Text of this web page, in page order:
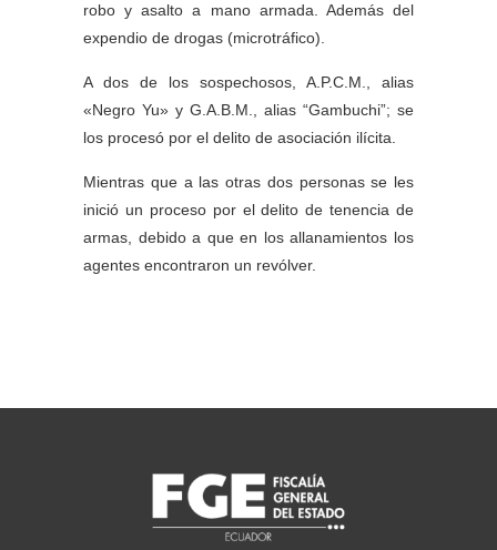
robo y asalto a mano armada. Además del
expendio de drogas (microtráfico).
A dos de los sospechosos, A.P.C.M., alias
«Negro Yu» y G.A.B.M., alias “Gambuchi”; se
los procesó por el delito de asociación ilícita.
Mientras que a las otras dos personas se les
inició un proceso por el delito de tenencia de
armas, debido a que en los allanamientos los
agentes encontraron un revólver.